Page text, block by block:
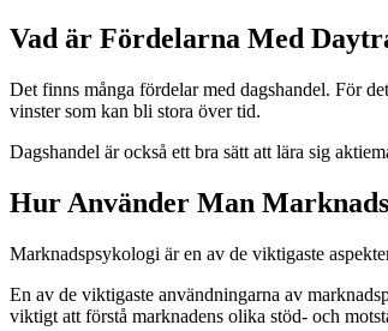
Vad är Fördelarna Med
Det finns många fördelar med dagshandel. För
vinster som kan bli stora över tid.
Dagshandel är också ett bra sätt att lära sig
Hur Använder Man
Marknadspsykologi är en av de viktigaste
En av de viktigaste användningarna av
viktigt att förstå marknadens olika stöd- och